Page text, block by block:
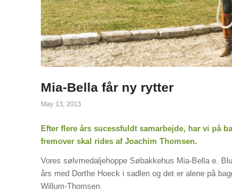
Mia-Bella får ny rytter
May 13, 2013
Efter flere års sucessfuldt samarbejde, har vi på
fremover skal rides af Joachim Thomsen.
Vores sølvmedaljehoppe Søbakkehus Mia-Bella e.
års med Dorthe Hoeck i sadlen og det er alene på
Willum-Thomsen.